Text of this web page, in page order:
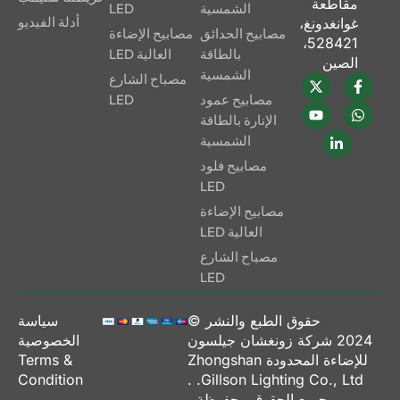
غوانغدونغ،
528421،
الصين
الشمسية
مصابيح الحدائق
بالطاقة
الشمسية
مصابيح عمود
الإنارة بالطاقة
الشمسية
مصابيح فلود
LED
مصابيح الإضاءة
العالية LED
مصباح الشارع
LED
LED
مصابيح الإضاءة
العالية LED
مصباح الشارع
LED
أدلة الفيديو
حقوق الطبع والنشر ©
2024 شركة زونغشان جيلسون
للإضاءة المحدودة Zhongshan
Gillson Lighting Co., Ltd.
.
سياسة
الخصوصية
Terms &
Condition